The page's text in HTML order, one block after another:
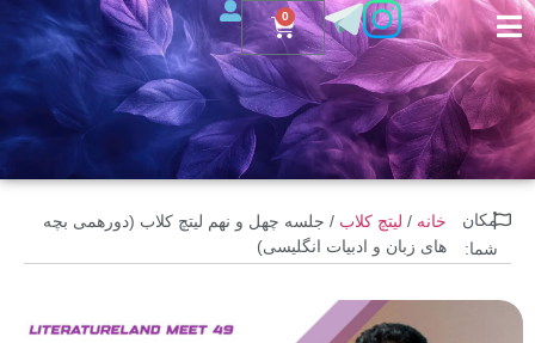
0
مکان
شما:
خانه / لیتچ کلاب / جلسه چهل و نهم لیتچ کلاب (دورهمی بچه
های زبان و ادبیات انگلیسی)